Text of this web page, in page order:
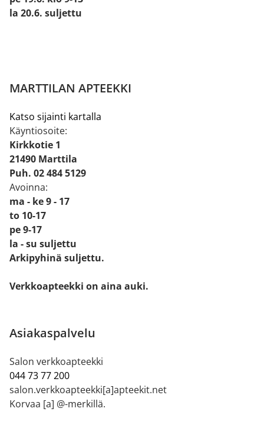
la 20.6. suljettu
MARTTILAN APTEEKKI
Katso sijainti kartalla
Käyntiosoite:
Kirkkotie 1
21490 Marttila
Puh. 02 484 5129
Avoinna:
ma - ke 9 - 17
to 10-17
pe 9-17
la - su suljettu
Arkipyhinä suljettu.
Verkkoapteekki on aina auki.
Asiakaspalvelu
Salon verkkoapteekki
044 73 77 200
salon.verkkoapteekki[a]apteekit.net
Korvaa [a] @-merkillä.